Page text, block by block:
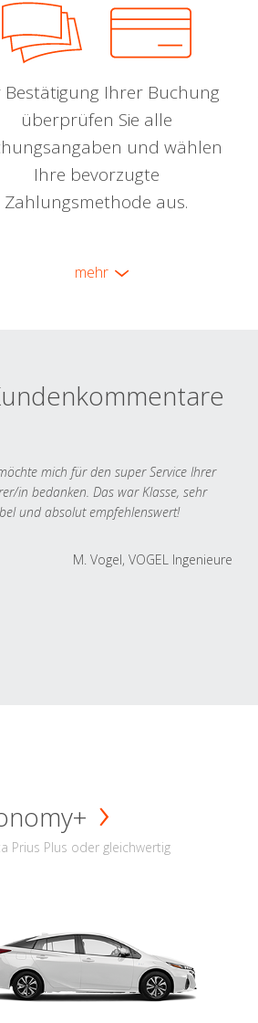
Bestätigung Ihrer Buchung
überprüfen Sie alle
und wählen
Ihre bevorzugte
Zahlungsmethode aus.
mehr
mich für den super Service Ihrer
in bedanken. Das war Klasse, sehr
und absolut empfehlenswert!
M. Vogel, VOGEL Ingenieure
Prius Plus oder gleichwertig